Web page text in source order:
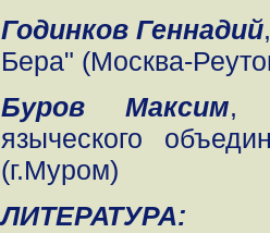
Годинков Геннадий
Бера" (Москва-
Буров Максим,
языческого
(г.Муром)
ЛИТЕРАТУРА: